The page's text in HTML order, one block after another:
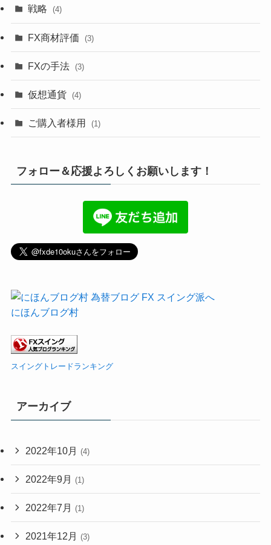
戦略 (4)
FX商材評価 (3)
FXの手法 (3)
仮想通貨 (4)
ご購入者様用 (1)
フォロー＆応援よろしくお願いします！
にほんブログ村
スイングトレードランキング
アーカイブ
2022年10月 (4)
2022年9月 (1)
2022年7月 (1)
2021年12月 (3)